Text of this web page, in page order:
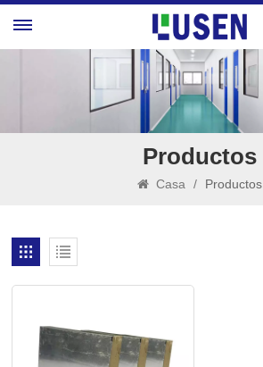
Productos
Casa / Productos